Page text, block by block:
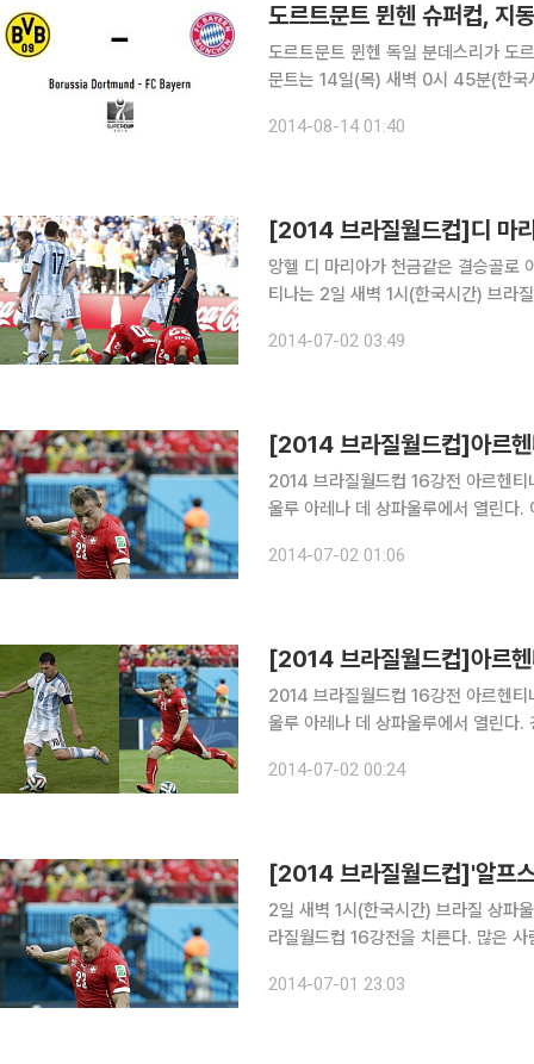
도르트문트 뮌헨 슈퍼컵, 지
도르트문트 뮌헨 독일 분데스리가 도르트문트와 바이에른 뮌헨 경기의 라인업이 공개됐다. 도르트
문트는 14일(목) 새벽 0시 45분(한국
로 임모빌레와 피에르에메릭 아우바
2014-08-14 01:40
앙헬 디 마리아가 천금같은 결승골로 아
티나는 2일 새벽 1시(한국시간) 브라
못한 양팀은 연장 후반전도 거의 끝나
2014-07-02 03:49
2014 브라질월드컵 16강전 아르헨
울루 아레나 데 상파울루에서 열린다. 이날 경기는 아르헨티나의 간판 공격수 리오넬 메시와 스위스
가능성이 높은 가운데 해외 유명 베팅
2014-07-02 01:06
[2014 브라질월드컵]아르
2014 브라질월드컵 16강전 아르헨
울루 아레나 데 상파울루에서 열린다. 경기를 앞두고 양팀은 선발 명단을 공개했다. 아르헨티나는
화했다. 앙헬 디 마리아와 하비에르
2014-07-02 00:24
2일 새벽 1시(한국시간) 브라질 상파
라질월드컵 16강전을 치른다. 많은 사람들은 리오넬 메시, 곤잘로 이과인, 에제키엘 라베찌, 앙헬 디
않은 수비 조직력을 갖추고 있는데다
2014-07-01 23:03